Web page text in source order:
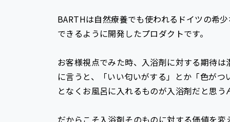
BARTHは自然療養でも使われるドイツの希
できるように開発したプロダクトです。
お客様視点でみた時、入浴剤に対する期待
に言うと、「いい匂いがする」とか「色が
となくお風呂に入れるものが入浴剤だと思う
だからこそ入浴剤そのものに対する価値を